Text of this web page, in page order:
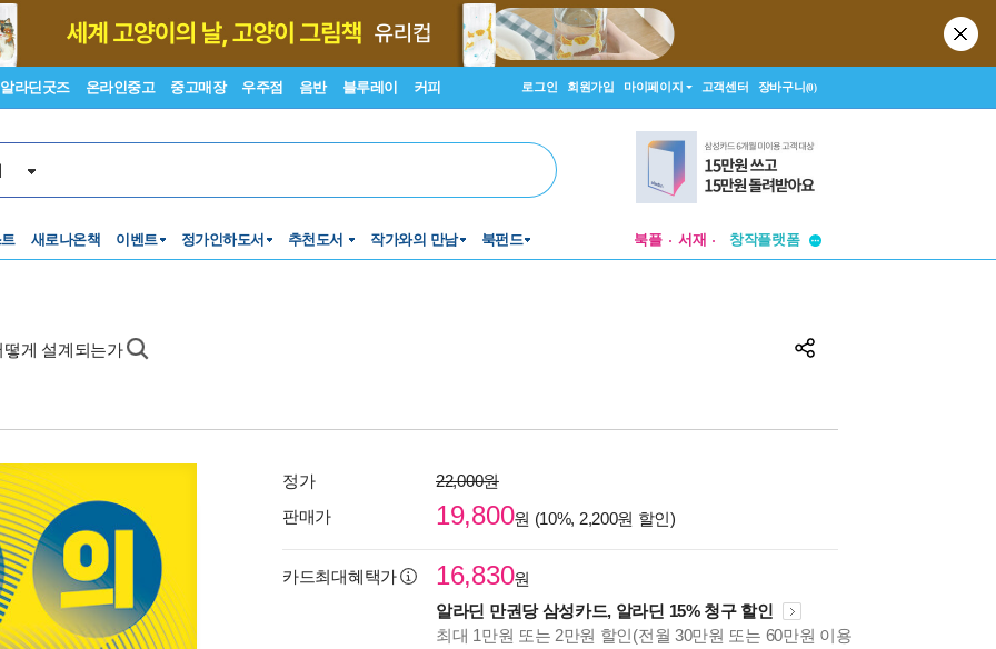
알라딘굿즈 온라인중고 중고매장 우주점 음반 블루레이 커피 로그인 회원가입 마이페이지 고객센터 장바구니(0)
새로나온책 이벤트 정가인하도서 추천도서 작가와의 만남 북펀드 북플 서재
창작플랫폼
게 설계되는가
정가
22,000원
판매가
19,800원 (10%, 2,200원 할인)
카드최대혜택가 16,830원
알라딘 만권당 삼성카드, 알라딘 15% 청구 할인
최대 1만원 또는 2만원 할인(전월 30만원 또는 60만원 이용